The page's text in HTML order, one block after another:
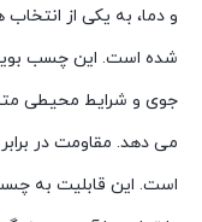
و دما، به یکی از
شده است. این چسب
جوی و شرایط محیطی
می دهد. مقاومت در
است. این قابلیت به